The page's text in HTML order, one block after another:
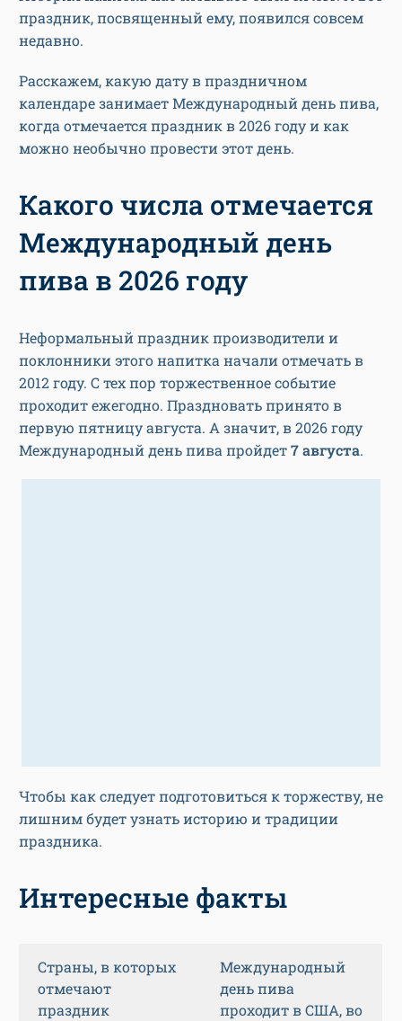
праздник, посвященный ему, появился совсем
недавно.
Расскажем, какую дату в праздничном
календаре занимает Международный день пива,
когда отмечается праздник в 2026 году и как
можно необычно провести этот день.
Какого числа отмечается
Международный день
пива в 2026 году
Неформальный праздник производители и
поклонники этого напитка начали отмечать в
2012 году. С тех пор торжественное событие
проходит ежегодно. Праздновать принято в
первую пятницу августа. А значит, в 2026 году
Международный день пива пройдет7 августа.
Чтобы как следует подготовиться к торжеству, не
лишним будет узнать историю и традиции
праздника.
Интересные факты
Страны, в которых
отмечают
праздник
Международный
день пива
проходит в США, во